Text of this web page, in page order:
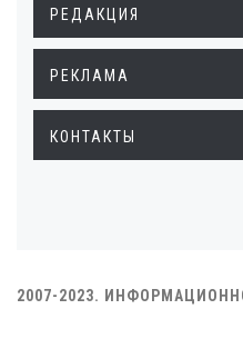
РЕДАКЦИЯ
РЕКЛАМА
КОНТАКТЫ
2007-2023.